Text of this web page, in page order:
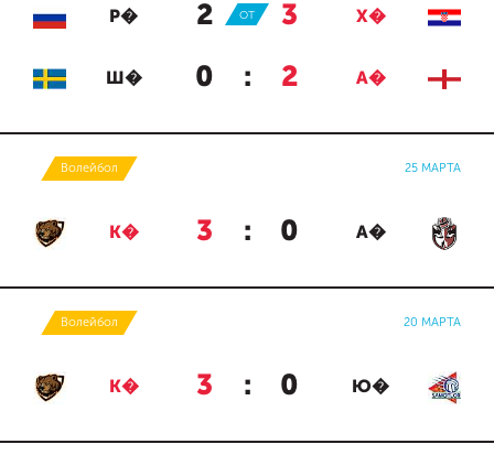
Р� 2 : 3 Х�
ОТ
Ш� 0 : 2 А�
Волейбол 25 МАРТА
К� 3 : 0 А�
Волейбол 20 МАРТА
К� 3 : 0 Ю�